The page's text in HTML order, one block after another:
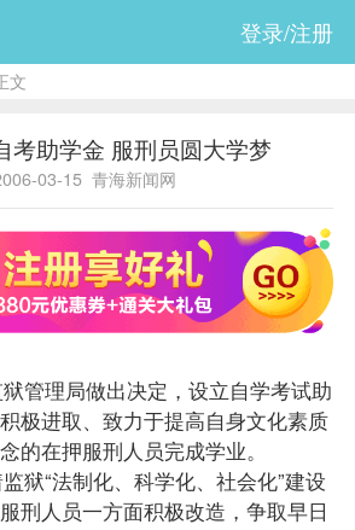
登录/注册
文
考助学金 服刑员圆大学梦
03-15 青海新闻网
管理局做出决定，设立自学考试助
极进取、致力于提高自身文化素质
的在押服刑人员完成学业。
狱“法制化、科学化、社会化”建设
刑人员一方面积极改造，争取早日